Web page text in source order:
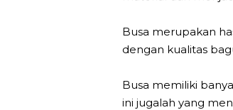
Busa merupakan
dengan kualitas
Busa memiliki
ini jugalah yang